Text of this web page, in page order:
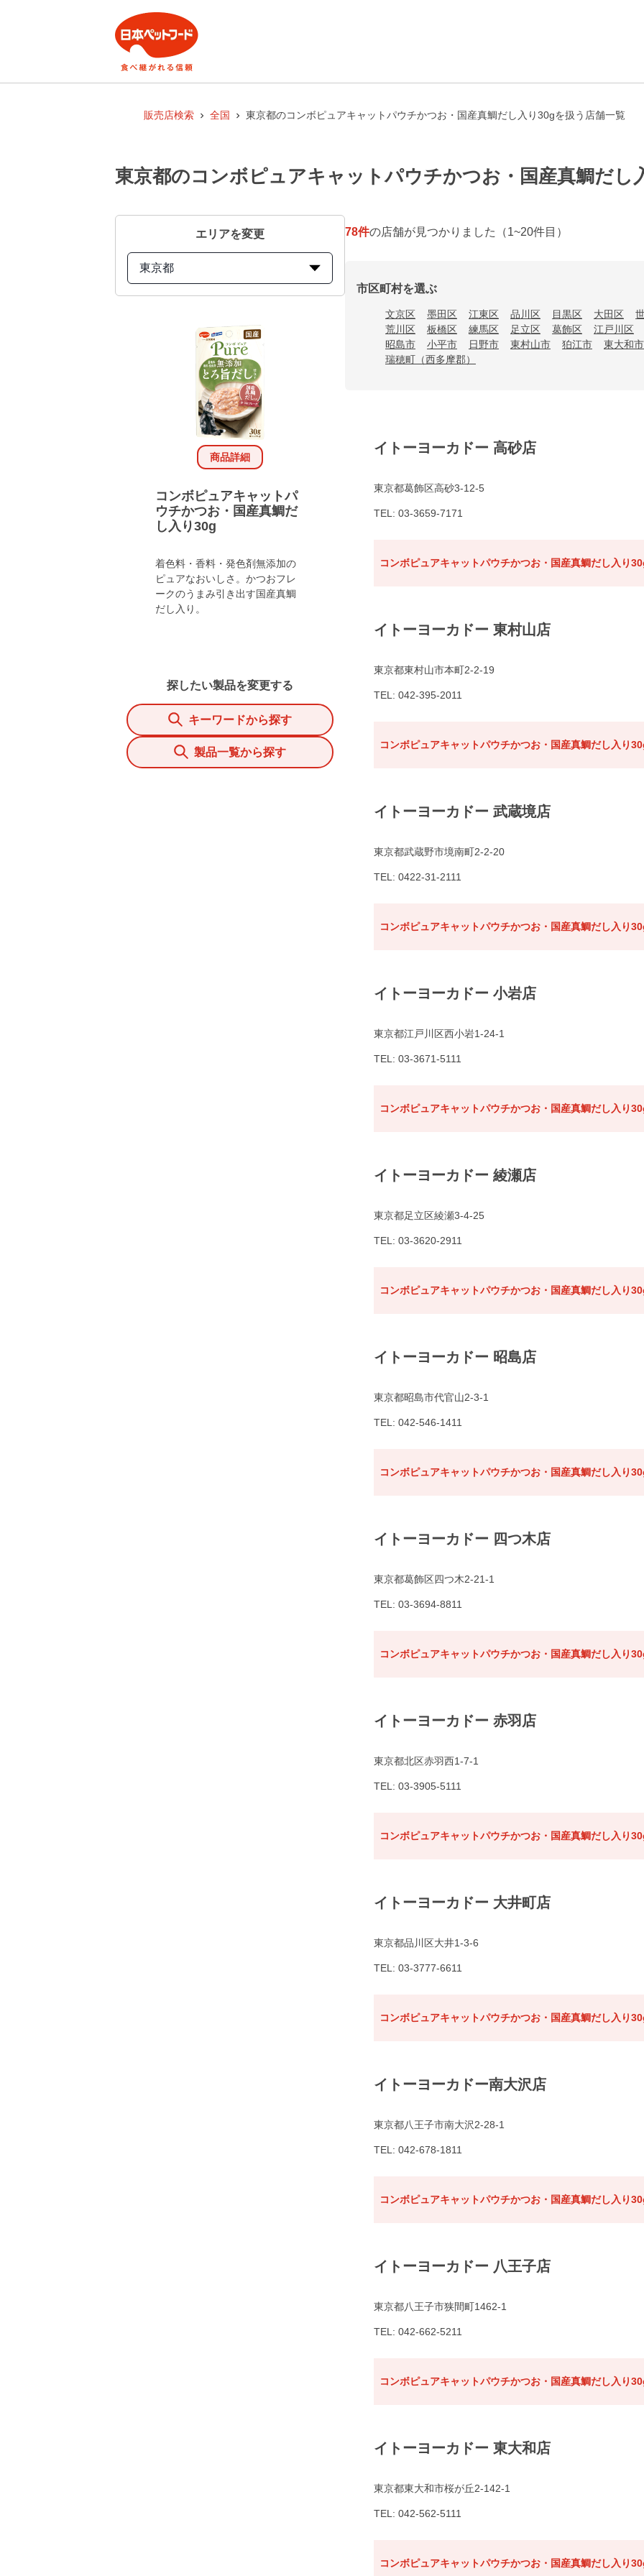
販売店検索 全国 東京都のコンボピュアキャットパウチかつお・国産真鯛だし入り30gを扱う店舗一覧
東京都のコンボピュアキャットパウチかつお・国産真鯛だし
エリアを変更
東京都
商品詳細
コンボピュアキャットパ
ウチかつお・国産真鯛だ
し入り30g
着色料・香料・発色剤無添加の
ピュアなおいしさ。かつおフレ
ークのうまみ引き出す国産真鯛
だし入り。
探したい製品を変更する
キーワードから探す
製品一覧から探す
78件の店舗が見つかりました （1~20件目）
市区町村を選ぶ
文京区 墨田区 江東区 品川区 目黒区 大田区
荒川区
板橋区 練馬区 足立区 葛飾区
江戸川区
昭島市
小平市 日野市 東村山市 狛江市
東大和市
瑞穂町（西多摩郡）
イトーヨーカドー 高砂店
東京都葛飾区高砂3-12-5
TEL: 03-3659-7171
コンボピュアキャットパウチかつお・国産真鯛だし入り
イトーヨーカドー 東村山店
東京都東村山市本町2-2-19
TEL: 042-395-2011
コンボピュアキャットパウチかつお・国産真鯛だし入り
イトーヨーカドー 武蔵境店
東京都武蔵野市境南町2-2-20
TEL: 0422-31-2111
コンボピュアキャットパウチかつお・国産真鯛だし入り
イトーヨーカドー 小岩店
東京都江戸川区西小岩1-24-1
TEL: 03-3671-5111
コンボピュアキャットパウチかつお・国産真鯛だし入り
イトーヨーカドー 綾瀬店
東京都足立区綾瀬3-4-25
TEL: 03-3620-2911
コンボピュアキャットパウチかつお・国産真鯛だし入り
イトーヨーカドー 昭島店
東京都昭島市代官山2-3-1
TEL: 042-546-1411
コンボピュアキャットパウチかつお・国産真鯛だし入り
イトーヨーカドー 四つ木店
東京都葛飾区四つ木2-21-1
TEL: 03-3694-8811
コンボピュアキャットパウチかつお・国産真鯛だし入り
イトーヨーカドー 赤羽店
東京都北区赤羽西1-7-1
TEL: 03-3905-5111
コンボピュアキャットパウチかつお・国産真鯛だし入り
イトーヨーカドー 大井町店
東京都品川区大井1-3-6
TEL: 03-3777-6611
コンボピュアキャットパウチかつお・国産真鯛だし入り
イトーヨーカドー南大沢店
東京都八王子市南大沢2-28-1
TEL: 042-678-1811
コンボピュアキャットパウチかつお・国産真鯛だし入り
イトーヨーカドー 八王子店
東京都八王子市狭間町1462-1
TEL: 042-662-5211
コンボピュアキャットパウチかつお・国産真鯛だし入り
イトーヨーカドー 東大和店
東京都東大和市桜が丘2-142-1
TEL: 042-562-5111
コンボピュアキャットパウチかつお・国産真鯛だし入り